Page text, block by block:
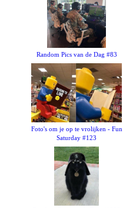
Random Pics van de Dag #83
Foto's om je op te vrolijken - Fun
Saturday #123